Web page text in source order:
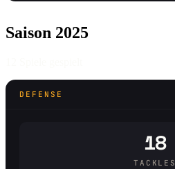
Saison 2025
DEFENSE
18
TACKLES